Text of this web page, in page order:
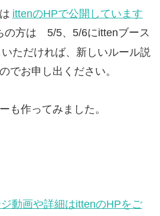
ittenのHPで公開しています
の方は 5/5、5/6にittenブース
いただければ、新しいルール説
でお申し出ください。
も作ってみました。
ジ動画や詳細はittenのHPをご